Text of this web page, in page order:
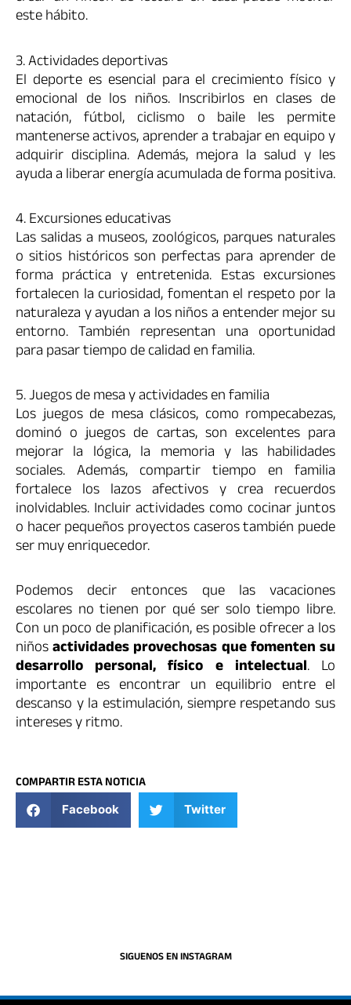
este hábito.
3. Actividades deportivas
El deporte es esencial para el crecimiento físico y
emocional de los niños. Inscribirlos en clases de
natación, fútbol, ciclismo o baile les permite
mantenerse activos, aprender a trabajar en equipo y
adquirir disciplina. Además, mejora la salud y les
ayuda a liberar energía acumulada de forma positiva.
4. Excursiones educativas
Las salidas a museos, zoológicos, parques naturales
o sitios históricos son perfectas para aprender de
forma práctica y entretenida. Estas excursiones
fortalecen la curiosidad, fomentan el respeto por la
naturaleza y ayudan a los niños a entender mejor su
entorno. También representan una oportunidad
para pasar tiempo de calidad en familia.
5. Juegos de mesa y actividades en familia
Los juegos de mesa clásicos, como rompecabezas,
dominó o juegos de cartas, son excelentes para
mejorar la lógica, la memoria y las habilidades
sociales. Además, compartir tiempo en familia
fortalece los lazos afectivos y crea recuerdos
inolvidables. Incluir actividades como cocinar juntos
o hacer pequeños proyectos caseros también puede
ser muy enriquecedor.
Podemos decir entonces que las vacaciones
escolares no tienen por qué ser solo tiempo libre.
Con un poco de planificación, es posible ofrecer a los
niñosactividades provechosas que fomenten su
desarrollo personal, físico e intelectual. Lo
importante es encontrar un equilibrio entre el
descanso y la estimulación, siempre respetando sus
intereses y ritmo.
COMPARTIR ESTA NOTICIA
Facebook Twitter
SIGUENOS EN INSTAGRAM